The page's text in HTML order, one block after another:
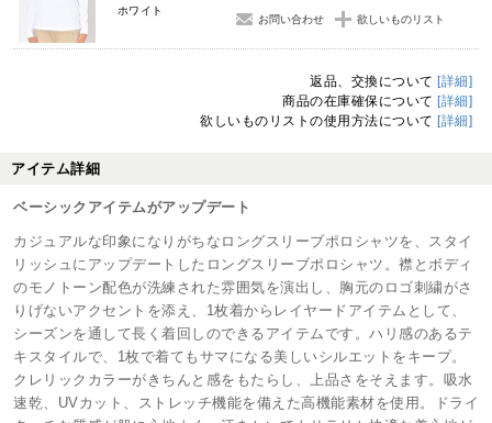
ホワイト
お問い合わせ 欲しいものリスト
返品、交換について [詳細]
商品の在庫確保について [詳細]
欲しいものリストの使用方法について [詳細]
アイテム詳細
ベーシックアイテムがアップデート
カジュアルな印象になりがちなロングスリーブポロシャツを、スタイ
リッシュにアップデートしたロングスリーブポロシャツ。襟とボディ
のモノトーン配色が洗練された雰囲気を演出し、胸元のロゴ刺繍がさ
りげないアクセントを添え、1枚着からレイヤードアイテムとして、
シーズンを通して長く着回しのできるアイテムです。ハリ感のあるテ
キスタイルで、1枚で着てもサマになる美しいシルエットをキープ。
クレリックカラーがきちんと感をもたらし、上品さをそえます。吸水
速乾、UVカット、ストレッチ機能を備えた高機能素材を使用。ドライ